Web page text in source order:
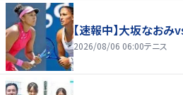
【速報中】大坂なおみ
2026/08/06 06:00テニス